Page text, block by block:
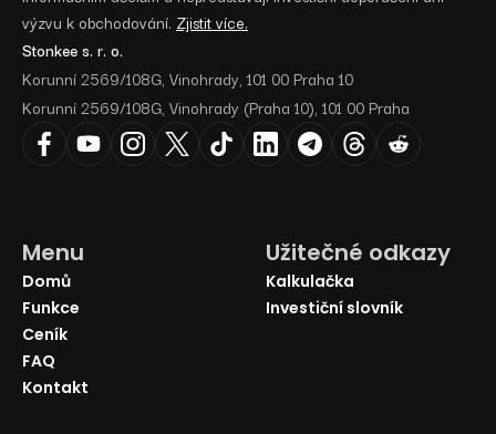
výzvu k obchodování. Zjistit více.
Stonkee s. r. o.
Korunní 2569/108G, Vinohrady, 101 00 Praha 10
Korunní 2569/108G, Vinohrady (Praha 10), 101 00 Praha
Menu
Domů
Funkce
Ceník
FAQ
Kontakt
Užitečné odkazy
Kalkulačka
Investiční slovník